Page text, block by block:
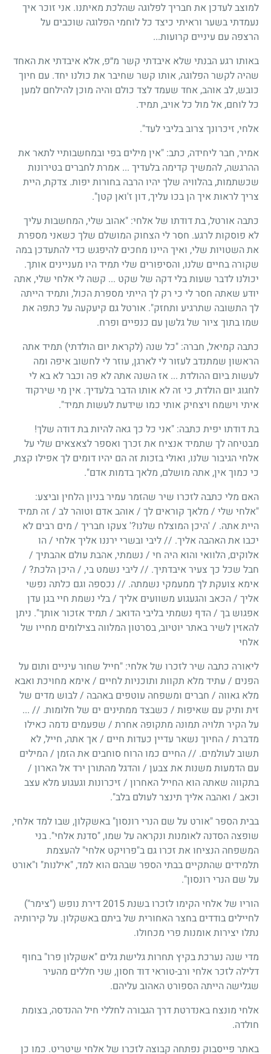
למוצב לעדכן את חבריך לפלוגה שהלכת מאיתנו. אני זוכר איך
נעמדתי בשער וראיתי כיצד כל לוחמי הפלוגה שוכבים על
הרצפה עם עיניים קרועות...
באותו רגע הבנתי שלא איבדתי קשר מ״פ, אלא איבדתי את האחד
שהיה לקשר הפלוגה, אותו קשר שחיבר את כולנו יחד. עם חיוך
כובש, לב אוהב, אחד שעמד לצד כולם והיה מוכן להילחם למען
כל לוחם, אל מול כל אויב, תמיד.
אלחי, זיכרונך צרוב בליבי לעד".
אמיר, חבר ליחידה, כתב: "אין מילים בפי ובמחשבותיי לתאר את
ההרגשה, להמשיך קדימה בלעדיך ... אמרת לחברים בטירונות
שכשתמות, בהלוויה שלך יהיו הרבה בחורות יפות. צדקת, היית
צריך לראות איך הן בכו עליך, דון ז'ואן קטן".
כתבה אורטל, בת דודתו של אלחי: "אהוב שלי, המחשבות עליך
לא פוסקות לרגע. חסר לי הצחוק המושלם שלך כשאני מספרת
את השטויות שלי, ואיך היינו מחכים להיפגש כדי להתעדכן במה
שקורה בחיים שלנו, והסיפורים שלי תמיד היו מעניינים אותך.
יכולנו לדבר שעות בלי דקה של שקט ... קשה לי אלחי שלי, אתה
יודע שאתה חסר לי כי רק לך הייתי מספרת הכול, ותמיד הייתה
לך התשובה שתרגיע ותחזק". אורטל גם קיעקעה על כתפה את
שמו בתוך ציור של גלשן עם כנפיים ופרח.
כתבה קמיאל, חברה: "כל שנה (לקראת יום הולדתי) תמיד אתה
הראשון שמתנדב לעזור לי לארגן, עוזר לי לחשוב איפה ומה
לעשות ביום ההולדת ... אז השנה אתה לא פה וכבר לא בא לי
לחגוג יום הולדת, כי זה לא אותו הדבר בלעדיך. אין מי שירקוד
איתי וישמח ויצחיק אותי כמו שידעת לעשות תמיד".
בת דודתו יפית כתבה: "אני כל כך גאה להיות בת דודה שלך!
מבטיחה לך שתמיד אנציח את זכרך ואספר לצאצאים שלי על
אלחי הגיבור שלנו, ואולי בזכות זה הם יהיו דומים לך אפילו קצת,
כי כמוך אין, אתה מושלם, מלאך בדמות אדם".
האם מלי כתבה לזכרו שיר שהזמר עמיר בניון הלחין וביצע:
"אלחי שלי / מלאך קוראים לך / אוהב אדם וטוהר לב / זה תמיד
היית אתה. / 'היכן המוצלח שלנו?' צעקו חבריך / מים רבים לא
יכבו את האהבה אליך. // ליבי ובשרי ירננו אליך אלחי / הו
אלוקים, הלוואי והוא היה חי / נשמתי, אהבת עולם אהבתיך /
חבל שכל כך צעיר איבדתיך. // ליבי נשמט בי, / היכן הלכת? /
אימא צועקת לך ממעמקי נשמתה. // נכספה וגם כלתה נפשי
אליך / הכאב והגעגוע משוועים אליך / בלי נשמת חיי בגן עדן
אפגוש בך / הדף נשמתי בליבי הדואב / תמיד אזכור אותך". ניתן
להאזין לשיר באתר יוטיוב, בסרטון המלווה בצילומים מחייו של
אלחי
ליאורה כתבה שיר לזכרו של אלחי: "חייל שחור עיניים ותום על
הפנים / עתיד מלא תקוות ותוכניות לחיים / אימא מחויכת ואבא
מלא גאווה / חברים ומשפחה עוטפים באהבה / לבוש מדים של
זית ותיק עם שאיפות / כשבצד ממתינים ים של חלומות. // ...
על הקיר תלויה תמונה מתקופה אחרת / שפעמים נדמה כאילו
מדברת / החיוך נשאר עדיין כעדות חיים / אך אתה, חייל, לא
תשוב לעולמים. // החיים כמו הרוח סוחבים את הזמן / המילים
עם הדמעות משנות את צבען / והדגל מהתורן ירד אל הארון /
בתקווה שאתה הוא החייל האחרון / זיכרונות וגעגוע מלא עצב
וכאב / ואהבה אליך תינצר לעולם בלב".
בבית הספר "אורט על שם הנרי רונסון" באשקלון, שבו למד אלחי,
שופצה הסדנה לאומנות ונקראה על שמו, "סדנת אלחי". בני
המשפחה הנציחו את זכרו גם ב"פרויקט אלחי" להעצמת
תלמידים שהתקיים בבתי הספר שבהם הוא למד, "אילנות" ו"אורט
על שם הנרי רונסון".
הוריו של אלחי הקימו לזכרו בשנת 2015 דירת נופש ("צימר")
לחיילים בודדים בחצר האחורית של ביתם באשקלון. על קירותיה
נתלו יצירות אומנות פרי מכחולו.
מדי שנה נערכת בקיץ תחרות גלישת גלים "אשקלון פרו" בחוף
דלילה לזכר אלחי ורב-טוראי דוד חסון, שני חללים מהעיר
שגלישה הייתה הספורט האהוב עליהם.
אלחי מונצח באנדרטת דרך הגבורה לחללי חיל ההנדסה, בצומת
חולדה.
באתר פייסבוק נפתחה קבוצה לזכרו של אלחי שיטריט. כמו כן